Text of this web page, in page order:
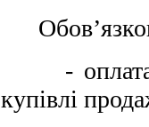
- оплата
купівлі